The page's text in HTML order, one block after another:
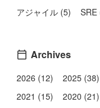
アジャイル (5) SRE
Archives
2026 (12) 2025 (38)
2021 (15)
2020 (21)